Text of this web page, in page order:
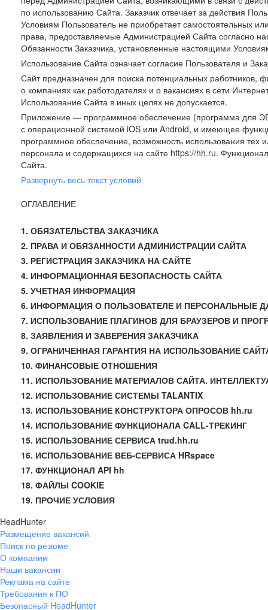
по использованию Сайта. Заказчик отвечает за действия
Условиям Пользователь не приобретает самостоятельных
права, предоставляемые Администрацией Сайта согласно
Обязанности Заказчика, установленные настоящими
Использование Сайта означает согласие Пользователя и
Сайт предназначен для поиска потенциальных
о компаниях как работодателях и о вакансиях в сети
Использование Сайта в иных целях не допускается.
Приложение — программное обеспечение (программа для
с операционной системой iOS или Android, и имеющее
программное обеспечение, возможность использования
персонала и содержащихся на сайте https://hh.ru.
Сайта.
Развернуть весь текст условий
ОГЛАВЛЕНИЕ
1. ОБЯЗАТЕЛЬСТВА ЗАКАЗЧИКА
2. ПРАВА И ОБЯЗАННОСТИ АДМИНИСТРАЦИИ САЙТА
3. РЕГИСТРАЦИЯ ЗАКАЗЧИКА НА САЙТЕ
4. ИНФОРМАЦИОННАЯ БЕЗОПАСНОСТЬ САЙТА
5. УЧЕТНАЯ ИНФОРМАЦИЯ
6. ИНФОРМАЦИЯ О ПОЛЬЗОВАТЕЛЕ И ПЕРСОНАЛЬНЫЕ
7. ИСПОЛЬЗОВАНИЕ ПЛАГИНОВ ДЛЯ БРАУЗЕРОВ И
8. ЗАЯВЛЕНИЯ И ЗАВЕРЕНИЯ ЗАКАЗЧИКА
9. ОГРАНИЧЕННАЯ ГАРАНТИЯ НА ИСПОЛЬЗОВАНИЕ
10. ФИНАНСОВЫЕ ОТНОШЕНИЯ
11. ИСПОЛЬЗОВАНИЕ МАТЕРИАЛОВ САЙТА.
12. ИСПОЛЬЗОВАНИЕ СИСТЕМЫ TALANTIX
13. ИСПОЛЬЗОВАНИЕ КОНСТРУКТОРА ОПРОСОВ hh.ru
14. ИСПОЛЬЗОВАНИЕ ФУНКЦИОНАЛА CALL-ТРЕКИНГ
15. ИСПОЛЬЗОВАНИЕ СЕРВИСА trud.hh.ru
16. ИСПОЛЬЗОВАНИЕ ВЕБ-СЕРВИСА HRspace
17. ФУНКЦИОНАЛ API hh
18. ФАЙЛЫ COOKIE
19. ПРОЧИЕ УСЛОВИЯ
HeadHunter
Размещение вакансий
Поиск по резюме
О компании
Наши вакансии
Реклама на сайте
Требования к ПО
Безопасный HeadHunter